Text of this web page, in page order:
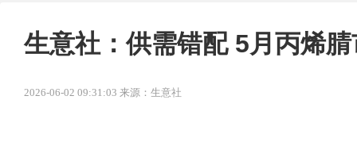
生意社：供需错配 5月丙烯
2026-06-02 09:31:03 来源：生意社